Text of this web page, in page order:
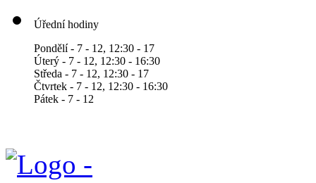
Úřední hodiny
Pondělí - 7 - 12, 12:30 - 17
Úterý - 7 - 12, 12:30 - 16:30
Středa - 7 - 12, 12:30 - 17
Čtvrtek - 7 - 12, 12:30 - 16:30
Pátek - 7 - 12